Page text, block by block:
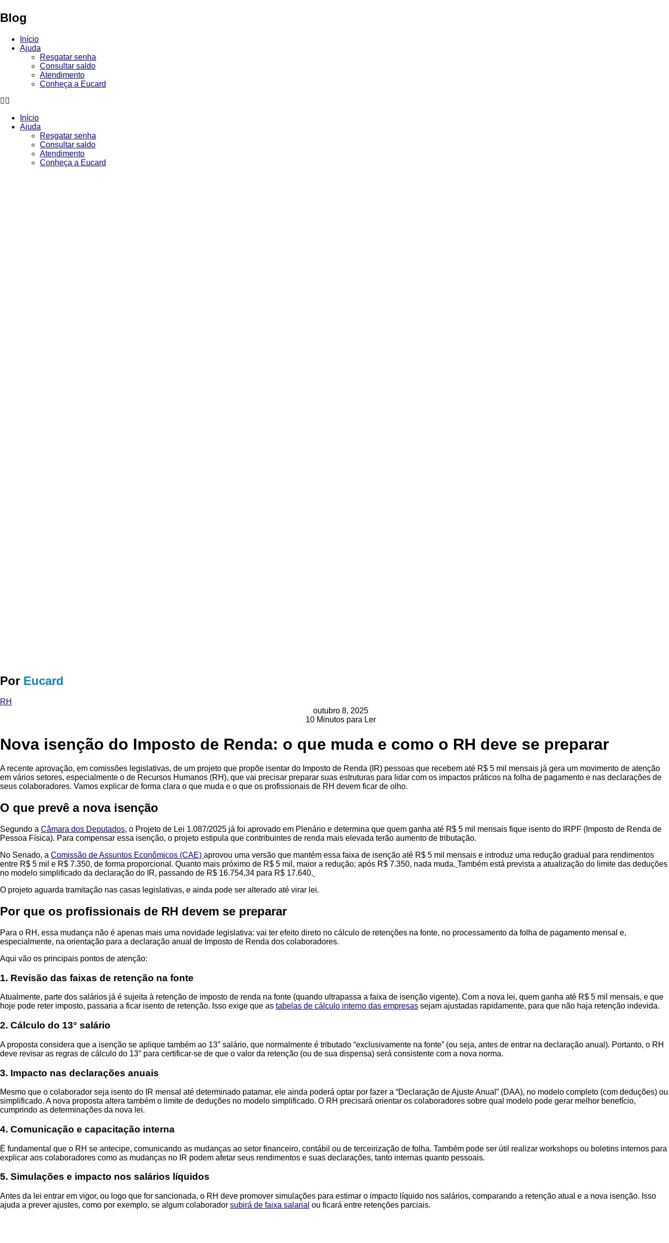
Blog
Início
Ajuda
Resgatar senha
Consultar saldo
Atendimento
Conheça a Eucard
Início
Ajuda
Resgatar senha
Consultar saldo
Atendimento
Conheça a Eucard
Por Eucard
RH
outubro 8, 2025
10 Minutos para Ler
Nova isenção do Imposto de Renda: o que muda e como o RH deve se preparar
A recente aprovação, em comissões legislativas, de um projeto que propõe isentar do Imposto de Renda (IR) pessoas que recebem até R$ 5 mil mensais já gera um movimento de atenção
em vários setores, especialmente o de Recursos Humanos (RH), que vai precisar preparar suas estruturas para lidar com os impactos práticos na folha de pagamento e nas declarações de
seus colaboradores. Vamos explicar de forma clara o que muda e o que os profissionais de RH devem ficar de olho.
O que prevê a nova isenção
Segundo a Câmara dos Deputados, o Projeto de Lei 1.087/2025 já foi aprovado em Plenário e determina que quem ganha até R$ 5 mil mensais fique isento do IRPF (Imposto de Renda de
Pessoa Física). Para compensar essa isenção, o projeto estipula que contribuintes de renda mais elevada terão aumento de tributação.
No Senado, a Comissão de Assuntos Econômicos (CAE) aprovou uma versão que mantém essa faixa de isenção até R$ 5 mil mensais e introduz uma redução gradual para rendimentos
entre R$ 5 mil e R$ 7.350, de forma proporcional. Quanto mais próximo de R$ 5 mil, maior a redução; após R$ 7.350, nada muda. Também está prevista a atualização do limite das deduções
no modelo simplificado da declaração do IR, passando de R$ 16.754,34 para R$ 17.640.
O projeto aguarda tramitação nas casas legislativas, e ainda pode ser alterado até virar lei.
Por que os profissionais de RH devem se preparar
Para o RH, essa mudança não é apenas mais uma novidade legislativa: vai ter efeito direto no cálculo de retenções na fonte, no processamento da folha de pagamento mensal e,
especialmente, na orientação para a declaração anual de Imposto de Renda dos colaboradores.
Aqui vão os principais pontos de atenção:
1. Revisão das faixas de retenção na fonte
Atualmente, parte dos salários já é sujeita à retenção de imposto de renda na fonte (quando ultrapassa a faixa de isenção vigente). Com a nova lei, quem ganha até R$ 5 mil mensais, e que
hoje pode reter imposto, passaria a ficar isento de retenção. Isso exige que as tabelas de cálculo interno das empresas sejam ajustadas rapidamente, para que não haja retenção indevida.
2. Cálculo do 13° salário
A proposta considera que a isenção se aplique também ao 13° salário, que normalmente é tributado “exclusivamente na fonte” (ou seja, antes de entrar na declaração anual). Portanto, o RH
deve revisar as regras de cálculo do 13° para certificar-se de que o valor da retenção (ou de sua dispensa) será consistente com a nova norma.
3. Impacto nas declarações anuais
Mesmo que o colaborador seja isento do IR mensal até determinado patamar, ele ainda poderá optar por fazer a “Declaração de Ajuste Anual” (DAA), no modelo completo (com deduções) ou
simplificado. A nova proposta altera também o limite de deduções no modelo simplificado. O RH precisará orientar os colaboradores sobre qual modelo pode gerar melhor benefício,
cumprindo as determinações da nova lei.
4. Comunicação e capacitação interna
É fundamental que o RH se antecipe, comunicando as mudanças ao setor financeiro, contábil ou de terceirização de folha. Também pode ser útil realizar workshops ou boletins internos para
explicar aos colaboradores como as mudanças no IR podem afetar seus rendimentos e suas declarações, tanto internas quanto pessoais.
5. Simulações e impacto nos salários líquidos
Antes da lei entrar em vigor, ou logo que for sancionada, o RH deve promover simulações para estimar o impacto líquido nos salários, comparando a retenção atual e a nova isenção. Isso
ajuda a prever ajustes, como por exemplo, se algum colaborador subirá de faixa salarial ou ficará entre retenções parciais.